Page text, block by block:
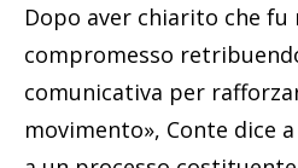
Dopo aver chiarito che fu
compromesso
comunicativa per
movimento», Conte dice